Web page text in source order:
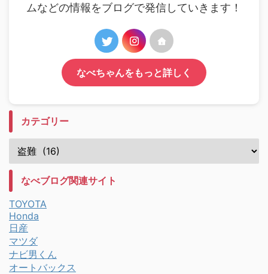
ムなどの情報をブログで発信していきます！
なべちゃんをもっと詳しく
カテゴリー
なべブログ関連サイト
TOYOTA
Honda
日産
マツダ
ナビ男くん
オートバックス